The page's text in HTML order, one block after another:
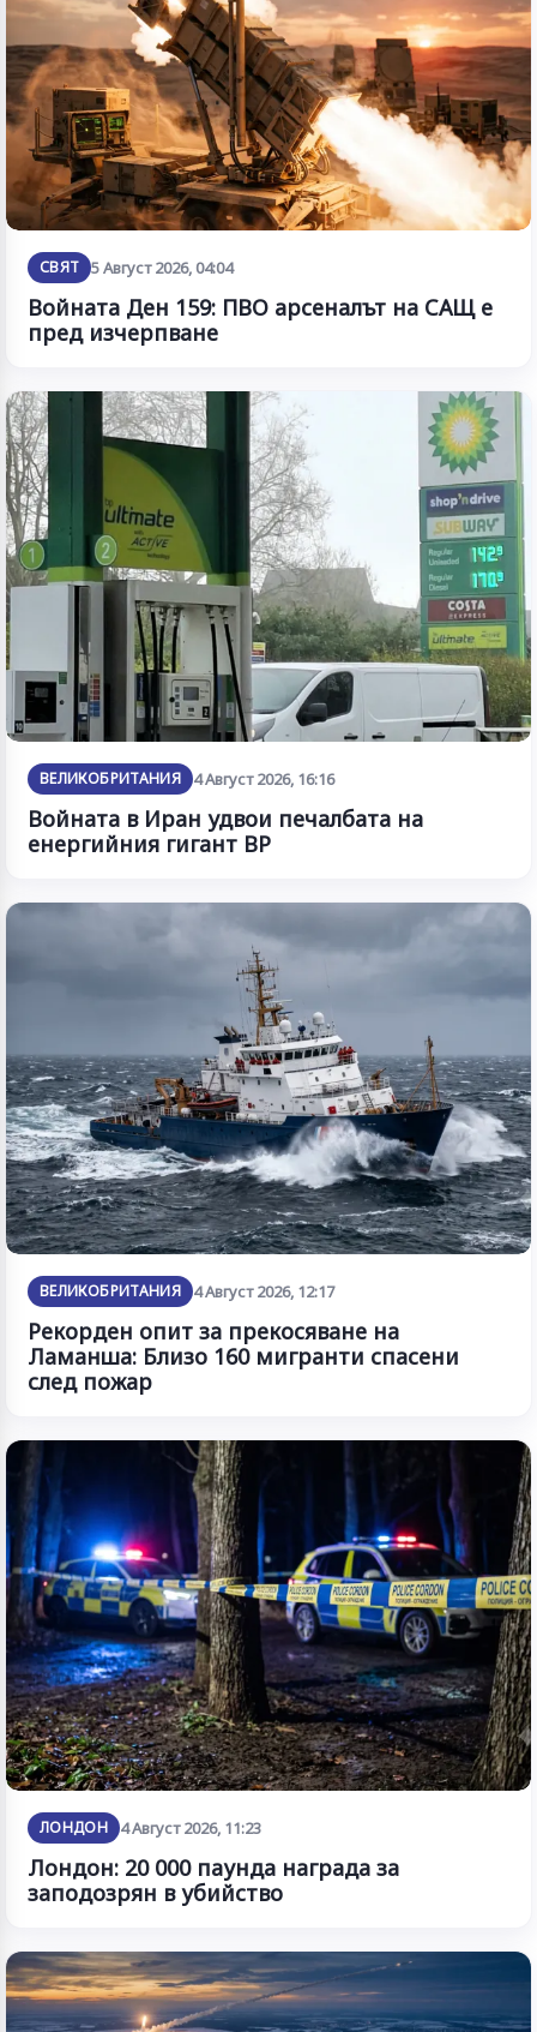
СВЯТ 5 Август 2026, 04:04
Войната Ден 159: ПВО арсеналът на САЩ е
пред изчерпване
ВЕЛИКОБРИТАНИЯ 4 Август 2026, 16:16
Войната в Иран удвои печалбата на
енергийния гигант BP
ВЕЛИКОБРИТАНИЯ 4 Август 2026, 12:17
Рекорден опит за прекосяване на
Ламанша: Близо 160 мигранти спасени
след пожар
ЛОНДОН 4 Август 2026, 11:23
Лондон: 20 000 паунда награда за
заподозрян в убийство